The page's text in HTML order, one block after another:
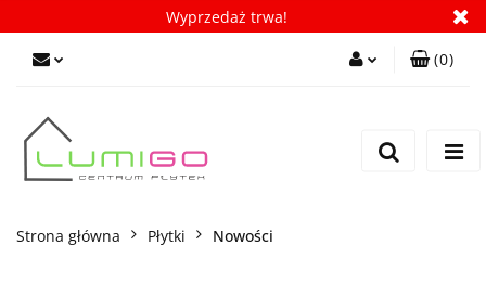
Wyprzedaż trwa!
(0)
Strona główna Płytki Nowości